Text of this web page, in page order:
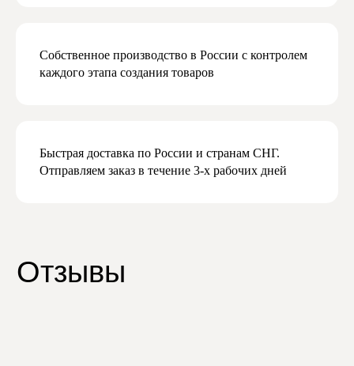
Собственное производство в России с контролем
каждого этапа создания товаров
Быстрая доставка по России и странам СНГ.
Отправляем заказ в течение 3-х рабочих дней